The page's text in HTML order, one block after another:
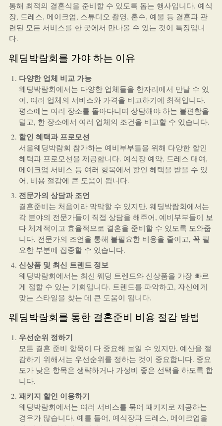
통해 최적의 결혼식을 준비할 수 있도록 돕는 행사입니다. 예식
장, 드레스, 메이크업, 스튜디오 촬영, 혼수, 예물 등 결혼과 관
련된 모든 서비스를 한 곳에서 만나볼 수 있는 것이 특징입니
다.
웨딩박람회를 가야 하는 이유
다양한 업체 비교 가능
웨딩박람회에서는 다양한 업체들을 한자리에서 만날 수 있
어, 여러 업체의 서비스와 가격을 비교하기에 최적입니다.
평소에는 여러 장소를 돌아다니며 상담해야 하는 불편함을
덜고, 한 장소에서 여러 업체의 조건을 비교할 수 있습니다.
할인 혜택과 프로모션
서울웨딩박람회 참가하는 예비부부들을 위해 다양한 할인
혜택과 프로모션을 제공합니다. 예식장 예약, 드레스 대여,
메이크업 서비스 등 여러 항목에서 할인 혜택을 받을 수 있
어, 비용 절감에 큰 도움이 됩니다.
전문가의 상담과 조언
결혼준비는 처음이라 막막할 수 있지만, 웨딩박람회에서는
각 분야의 전문가들이 직접 상담을 해주어, 예비부부들이 보
다 체계적이고 효율적으로 결혼을 준비할 수 있도록 도와줍
니다. 전문가의 조언을 통해 불필요한 비용을 줄이고, 꼭 필
요한 부분에 집중할 수 있습니다.
신상품 및 최신 트렌드 정보
웨딩박람회에서는 최신 웨딩 트렌드와 신상품을 가장 빠르
게 접할 수 있는 기회입니다. 트렌드를 파악하고, 자신에게
맞는 스타일을 찾는 데 큰 도움이 됩니다.
웨딩박람회를 통한 결혼준비 비용 절감 방법
우선순위 정하기
모든 결혼 준비 항목이 다 중요해 보일 수 있지만, 예산을 절
감하기 위해서는 우선순위를 정하는 것이 중요합니다. 중요
도가 낮은 항목은 생략하거나 가성비 좋은 선택을 하도록 합
니다.
패키지 할인 이용하기
웨딩박람회에서는 여러 서비스를 묶어 패키지로 제공하는
경우가 많습니다. 예를 들어, 예식장과 드레스, 메이크업을